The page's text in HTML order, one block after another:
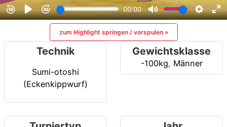
zum Highlight springen / vorspulen »
Technik
Sumi-otoshi
(Eckenkippwurf)
Gewichtsklasse
-100kg, Männer